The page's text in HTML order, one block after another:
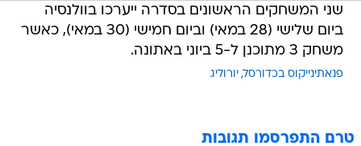
שני המשחקים הראשונים בסדרה ייערכו בוולנסיה
ביום שלישי (28 במאי) וביום חמישי (30 במאי), כאשר
משחק 3 מתוכנן ל-5 ביוני באתונה.
פנאתינייקוס בכדורסל יורוליג
טרם התפרסמו תגובות